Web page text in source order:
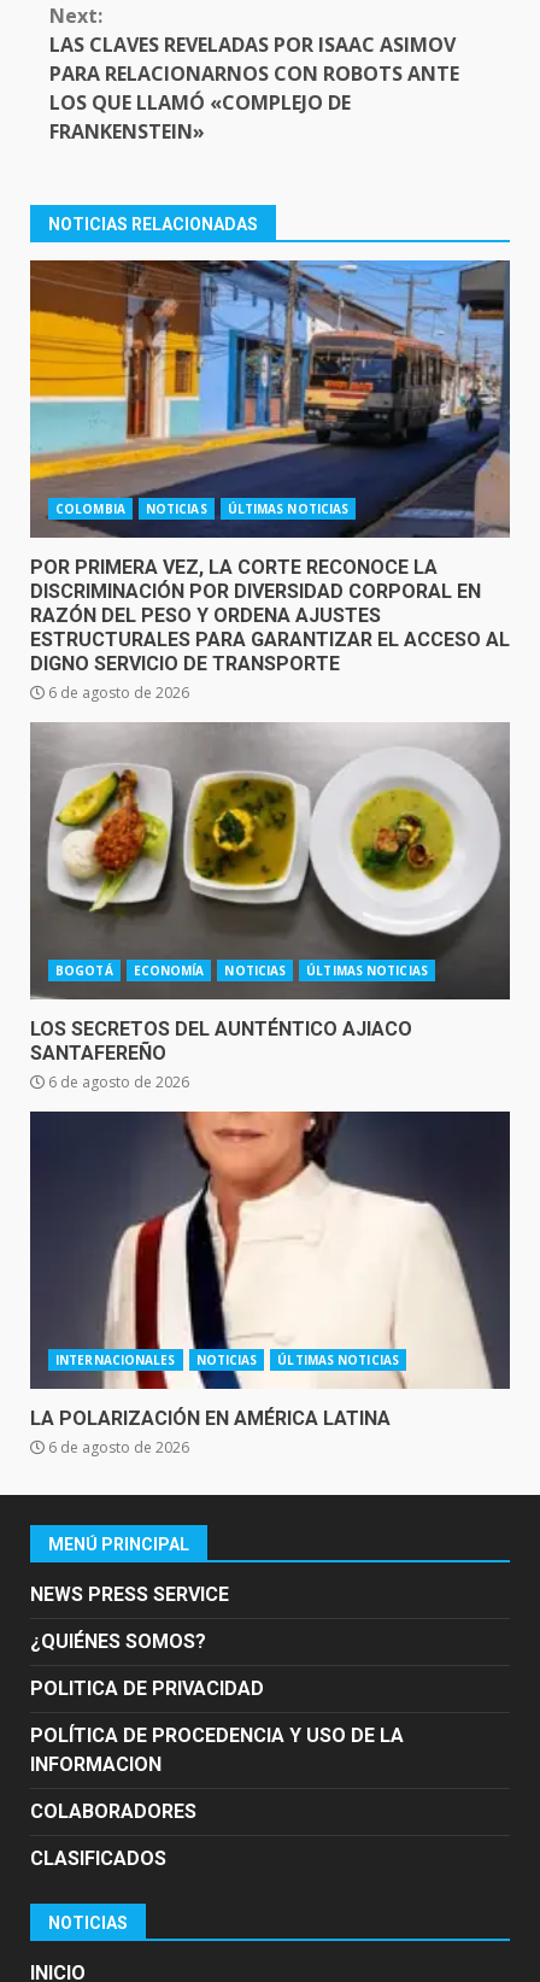
Next:
LAS CLAVES REVELADAS POR ISAAC ASIMOV
PARA RELACIONARNOS CON ROBOTS ANTE
LOS QUE LLAMÓ «COMPLEJO DE
FRANKENSTEIN»
NOTICIAS RELACIONADAS
COLOMBIA NOTICIAS ÚLTIMAS NOTICIAS
POR PRIMERA VEZ, LA CORTE RECONOCE LA
DISCRIMINACIÓN POR DIVERSIDAD CORPORAL EN
RAZÓN DEL PESO Y ORDENA AJUSTES
ESTRUCTURALES PARA GARANTIZAR EL ACCESO AL
DIGNO SERVICIO DE TRANSPORTE
6 de agosto de 2026
BOGOTÁ ECONOMÍA NOTICIAS ÚLTIMAS NOTICIAS
LOS SECRETOS DEL AUNTÉNTICO AJIACO
SANTAFEREÑO
6 de agosto de 2026
INTERNACIONALES NOTICIAS ÚLTIMAS NOTICIAS
LA POLARIZACIÓN EN AMÉRICA LATINA
6 de agosto de 2026
MENÚ PRINCIPAL
NEWS PRESS SERVICE
¿QUIÉNES SOMOS?
POLITICA DE PRIVACIDAD
POLÍTICA DE PROCEDENCIA Y USO DE LA
INFORMACION
COLABORADORES
CLASIFICADOS
NOTICIAS
INICIO